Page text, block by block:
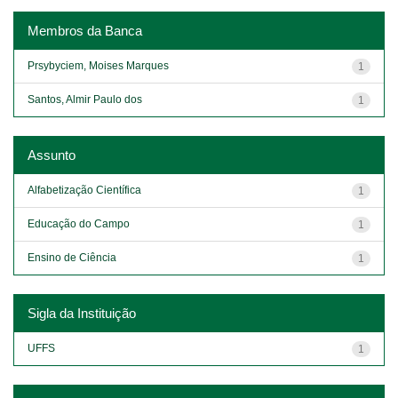
Membros da Banca
1
Prsybyciem, Moises Marques
1
Santos, Almir Paulo dos
Assunto
1
Alfabetização Científica
1
Educação do Campo
1
Ensino de Ciência
Sigla da Instituição
1
UFFS